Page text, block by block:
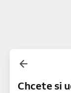
Chcete si